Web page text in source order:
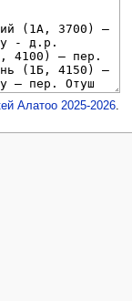
Алатоо 2025-2026.